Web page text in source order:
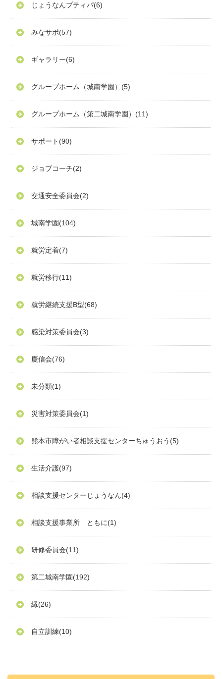
じょうなんプティパ(6)
みなサポ(57)
ギャラリー(6)
グループホーム（城南学園） (5)
グループホーム（第二城南学園） (11)
サポート (90)
ジョブコーチ(2)
交通安全委員会(2)
城南学園(104)
就労定着(7)
就労移行(11)
就労継続支援B型(68)
感染対策委員会(3)
慶信会(76)
未分類(1)
災害対策委員会(1)
熊本市障がい者相談支援センターちゅうおう (5)
生活介護(97)
相談支援センターじょうなん(4)
相談支援事業所 ともに(1)
研修委員会(11)
第二城南学園(192)
縁(26)
自立訓練(10)